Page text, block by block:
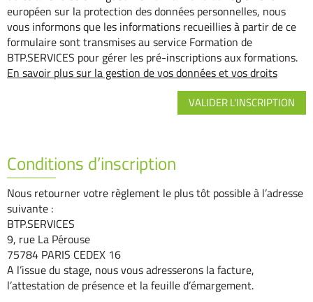
européen sur la protection des données personnelles, nous
vous informons que les informations recueillies à partir de ce
formulaire sont transmises au service Formation de
BTP.SERVICES pour gérer les pré-inscriptions aux formations.
En savoir plus sur la gestion de vos données et vos droits
Conditions d’inscription
Nous retourner votre règlement le plus tôt possible à l’adresse
suivante :
BTP.SERVICES
9, rue La Pérouse
75784 PARIS CEDEX 16
A l’issue du stage, nous vous adresserons la facture,
l’attestation de présence et la feuille d’émargement.